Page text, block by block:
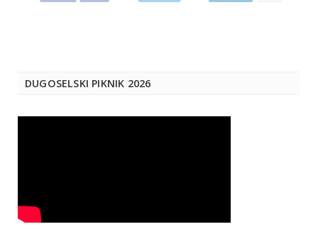
DUGOSELSKI PIKNIK 2026